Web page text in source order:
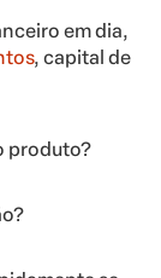
em dia,
, capital de
produto?